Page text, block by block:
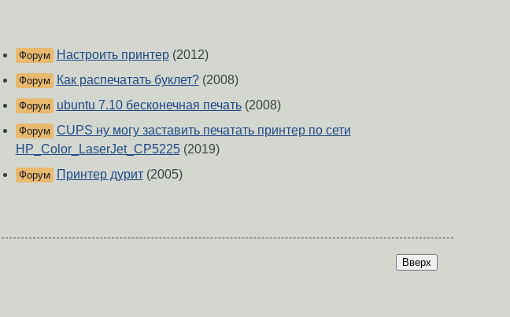
Форум Настроить принтер(2012)
Форум Как распечатать буклет?(2008)
Форум ubuntu 7.10 бесконечная печать(2008)
Форум CUPS ну могу заставить печатать принтер по сети
HP_Color_LaserJet_CP5225(2019)
Форум Принтер дурит(2005)
Вверх